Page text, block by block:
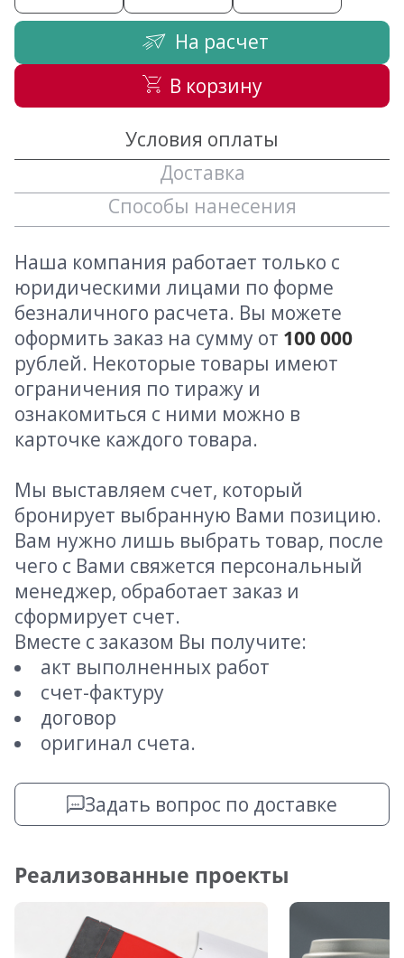
На расчет
В корзину
Условия оплаты
Доставка
Способы нанесения
Наша компания работает только с
юридическими лицами по форме
безналичного расчета. Вы можете
оформить заказ на сумму от 100 000
рублей. Некоторые товары имеют
ограничения по тиражу и
ознакомиться с ними можно в
карточке каждого товара.
Мы выставляем счет, который
бронирует выбранную Вами позицию.
Вам нужно лишь выбрать товар, после
чего с Вами свяжется персональный
менеджер, обработает заказ и
сформирует счет.
Вместе с заказом Вы получите:
акт выполненных работ
счет-фактуру
договор
оригинал счета.
Задать вопрос по доставке
Реализованные проекты